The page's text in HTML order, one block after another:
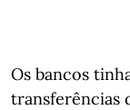
Os bancos
transferências